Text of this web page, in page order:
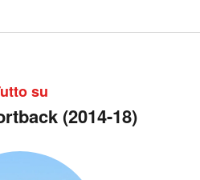
su
(2014-18)